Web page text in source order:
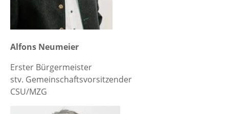
Alfons Neumeier
Erster Bürgermeister
stv. Gemeinschaftsvorsitzender
CSU/MZG